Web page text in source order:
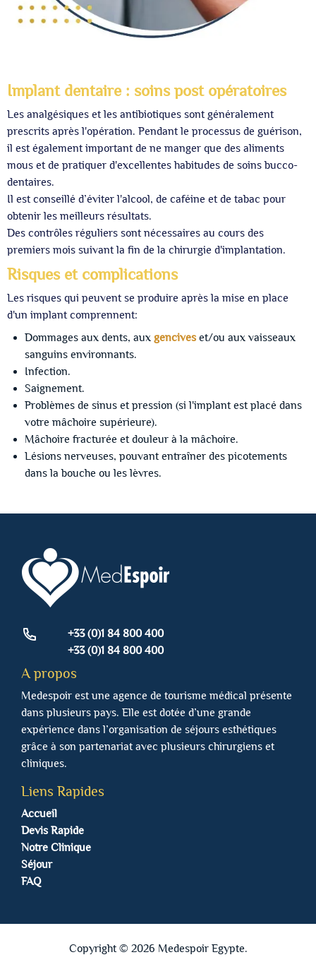
Implant dentaire : soins post opératoires
Les analgésiques et les antibiotiques sont généralement
prescrits après l'opération. Pendant le processus de guérison,
il est également important de ne manger que des aliments
mous et de pratiquer d'excellentes habitudes de soins bucco-
dentaires.
Il est conseillé d’éviter l'alcool, de caféine et de tabac pour
obtenir les meilleurs résultats.
Des contrôles réguliers sont nécessaires au cours des
premiers mois suivant la fin de la chirurgie d'implantation.
Risques et complications
Les risques qui peuvent se produire après la mise en place
d'un implant comprennent:
Dommages aux dents, aux gencives et/ou aux vaisseaux
sanguins environnants.
Infection.
Saignement.
Problèmes de sinus et pression (si l'implant est placé dans
votre mâchoire supérieure).
Mâchoire fracturée et douleur à la mâchoire.
Lésions nerveuses, pouvant entraîner des picotements
dans la bouche ou les lèvres.
+33 (0)1 84 800 400
+33 (0)1 84 800 400
A propos
Medespoir est une agence de tourisme médical présente
dans plusieurs pays. Elle est dotée d’une grande
expérience dans l’organisation de séjours esthétiques
grâce à son partenariat avec plusieurs chirurgiens et
cliniques.
Liens Rapides
Accueil
Devis Rapide
Notre Clinique
Séjour
FAQ
Copyright © 2026 Medespoir Egypte.